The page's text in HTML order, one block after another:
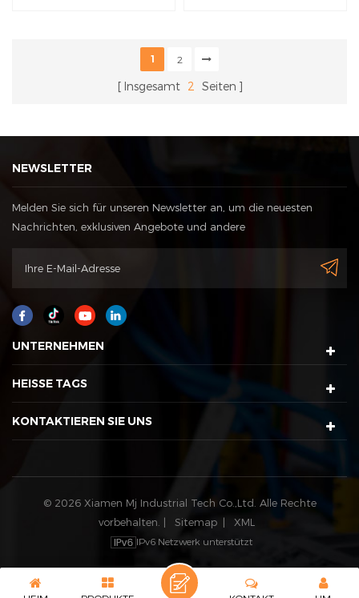
1 2
Insgesamt 2 Seiten
NEWSLETTER
Melden Sie sich für unseren Newsletter an, um die neuesten
Nachrichten, exklusiven Angebote und andere
Rabattinformationen zu erhalten
UNTERNEHMEN
HEISSE TAGS
KONTAKTIEREN SIE UNS
© 2026 Xiamen Mj Industrial Tech Co.,Ltd. Alle Rechte
vorbehalten. |
Sitemap | XML
IPv6 Netzwerk unterstützt